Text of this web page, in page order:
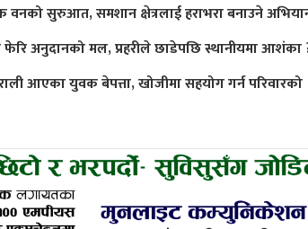
वनको सुरुआत, समशान क्षेत्रलाई हराभरा बनाउने
फेरि अनुदानको मल, प्रहरीले छाडेपछि स्थानीयमा आशंका
आएका युवक बेपत्ता, खोजीमा सहयोग गर्न परिवारको